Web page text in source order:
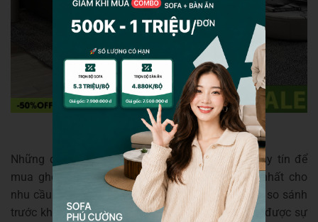
Những điểm trên sẽ giúp bạn lựa chọn địa chỉ uy tín để
mua ghế sofa simili chất lượng và phục vụ tốt nhất cho
nhu cầu của bạn. Hãy dành thời gian tìm hiểu và so sánh
trước khi quyết định mua. Để đảm bảo bạn nhận được sự